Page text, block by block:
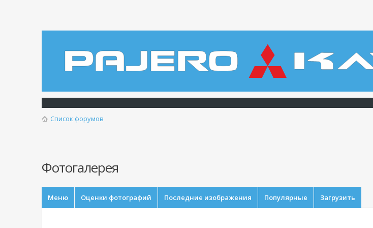
Список форумов
Фотогалерея
Меню Оценки фотографий Последние изображения Популярные Загрузить